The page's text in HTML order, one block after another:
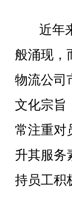
近年来
般涌现，
物流公司
文化宗旨
常注重对
升其服务
持员工积